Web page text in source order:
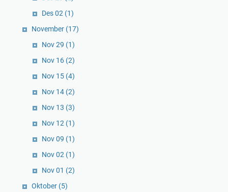
Des 02 (1)
November (17)
Nov 29 (1)
Nov 16 (2)
Nov 15 (4)
Nov 14 (2)
Nov 13 (3)
Nov 12 (1)
Nov 09 (1)
Nov 02 (1)
Nov 01 (2)
Oktober (5)